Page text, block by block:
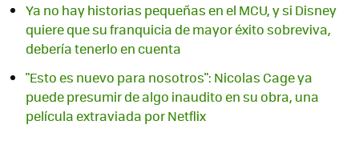
Ya no hay historias pequeñas en el MCU, y si Disney
quiere que su franquicia de mayor éxito sobreviva,
debería tenerlo en cuenta
"Esto es nuevo para nosotros": Nicolas Cage ya
puede presumir de algo inaudito en su obra, una
película extraviada por Netflix